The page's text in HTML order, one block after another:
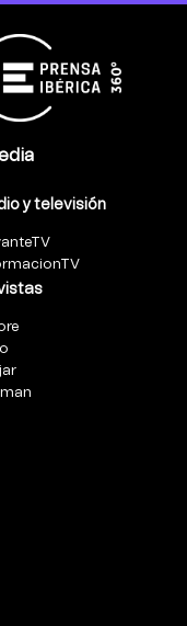
y televisión